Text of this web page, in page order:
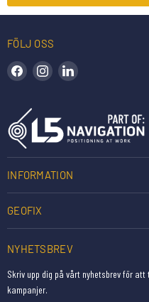
FÖLJ OSS
Hitta oss på Facebook
Hitta oss på Instagram
INFORMATION
GEOFIX
NYHETSBREV
Skriv upp dig på vårt nyhetsbrev för
kampanjer.